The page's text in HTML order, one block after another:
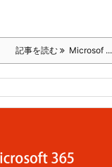
記事を読む Microsof ...